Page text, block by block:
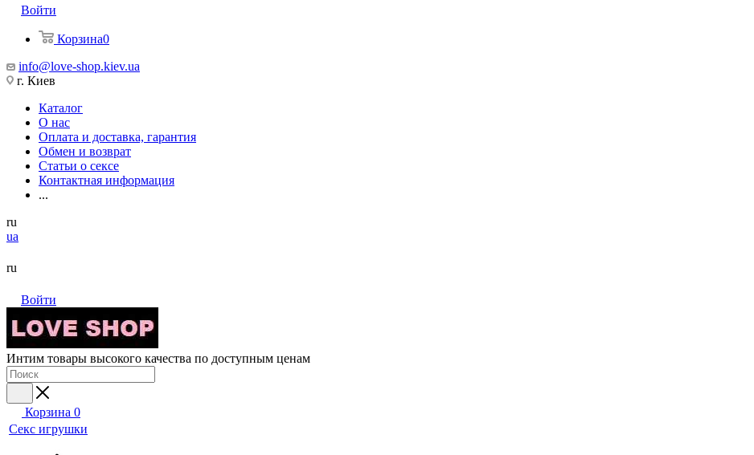
Войти
Корзина0
info@love-shop.kiev.ua
г. Киев
Каталог
О нас
Оплата и доставка, гарантия
Обмен и возврат
Статьи о сексе
Контактная информация
...
ru
ua
ru
Войти
Интим товары высокого качества по доступным ценам
Корзина 0
Секс игрушки